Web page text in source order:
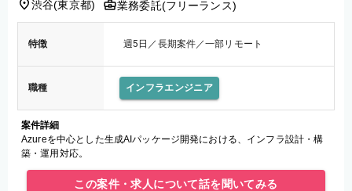
渋谷(東京都) 業務委託(フリーランス)
特徴 週5日／長期案件／一部リモート
職種 インフラエンジニア
案件詳細
Azureを中心とした生成AIパッケージ開発における、インフラ設計・構
築・運用対応。
この案件・求人について話を聞いてみる